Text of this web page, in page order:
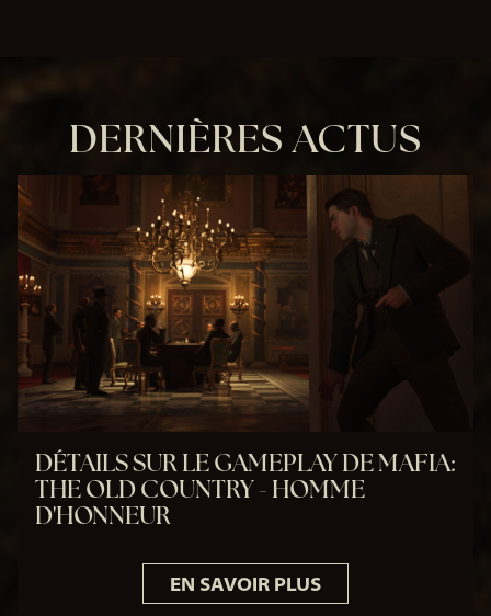
DERNIÈRES ACTUS
DÉTAILS SUR LE GAMEPLAY DE MAFIA:
THE OLD COUNTRY - HOMME
D'HONNEUR
EN SAVOIR PLUS